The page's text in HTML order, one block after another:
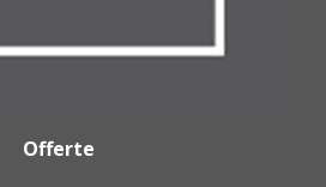
Offerte